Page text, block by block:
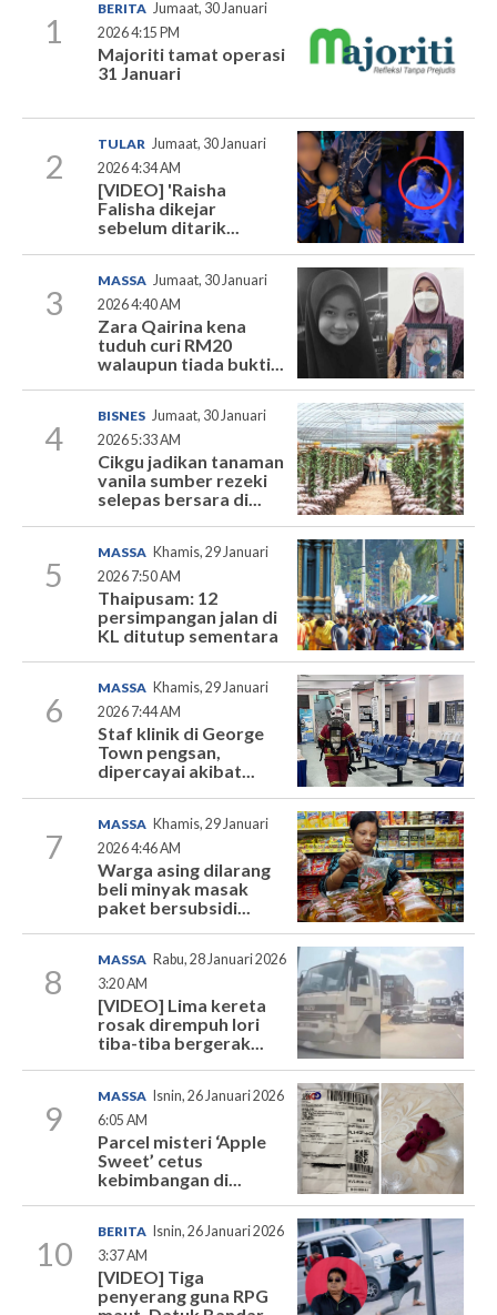
1
BERITA Jumaat, 30 Januari
2026 4:15 PM
Majoriti tamat operasi
31 Januari
2
TULAR Jumaat, 30 Januari
2026 4:34 AM
[VIDEO] 'Raisha
Falisha dikejar
sebelum ditarik...
3
MASSA Jumaat, 30 Januari
2026 4:40 AM
Zara Qairina kena
tuduh curi RM20
walaupun tiada bukti...
4
BISNES Jumaat, 30 Januari
2026 5:33 AM
Cikgu jadikan tanaman
vanila sumber rezeki
selepas bersara di...
5
MASSA Khamis, 29 Januari
2026 7:50 AM
Thaipusam: 12
persimpangan jalan di
KL ditutup sementara
6
MASSA Khamis, 29 Januari
2026 7:44 AM
Staf klinik di George
Town pengsan,
dipercayai akibat...
7
MASSA Khamis, 29 Januari
2026 4:46 AM
Warga asing dilarang
beli minyak masak
paket bersubsidi...
8
MASSA Rabu, 28 Januari 2026
3:20 AM
[VIDEO] Lima kereta
rosak dirempuh lori
tiba-tiba bergerak...
9
MASSA Isnin, 26 Januari 2026
6:05 AM
Parcel misteri ‘Apple
Sweet’ cetus
kebimbangan di...
10
BERITA
Isnin, 26 Januari 2026
3:37 AM
[VIDEO] Tiga
penyerang guna RPG